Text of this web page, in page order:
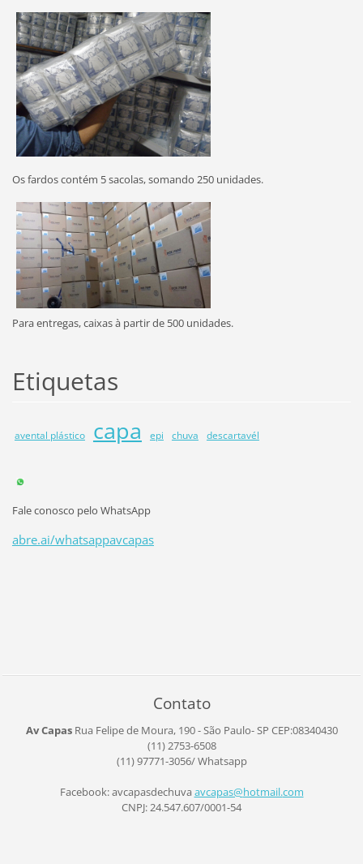
Os fardos contém 5 sacolas, somando 250 unidades.
Para entregas, caixas à partir de 500 unidades.
Etiquetas
avental plástico capa epi chuva descartavél
Fale conosco pelo WhatsApp
abre.ai/whatsappavcapas
Contato
Av Capas Rua Felipe de Moura, 190 - São Paulo- SP CEP:08340430
(11) 2753-6508
(11) 97771-3056/ Whatsapp
Facebook: avcapasdechuva avcapas@hotmail.com
CNPJ: 24.547.607/0001-54